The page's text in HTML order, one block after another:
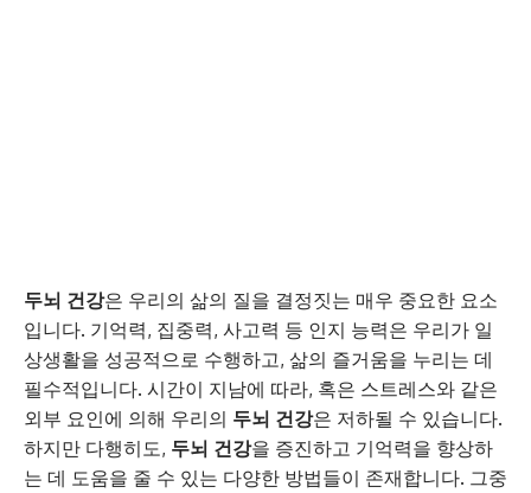
두뇌 건강은 우리의 삶의 질을 결정짓는 매우 중요한 요소
입니다. 기억력, 집중력, 사고력 등 인지 능력은 우리가 일
상생활을 성공적으로 수행하고, 삶의 즐거움을 누리는 데
필수적입니다. 시간이 지남에 따라, 혹은 스트레스와 같은
외부 요인에 의해 우리의 두뇌 건강은 저하될 수 있습니다.
하지만 다행히도, 두뇌 건강을 증진하고 기억력을 향상하
는 데 도움을 줄 수 있는 다양한 방법들이 존재합니다. 그중